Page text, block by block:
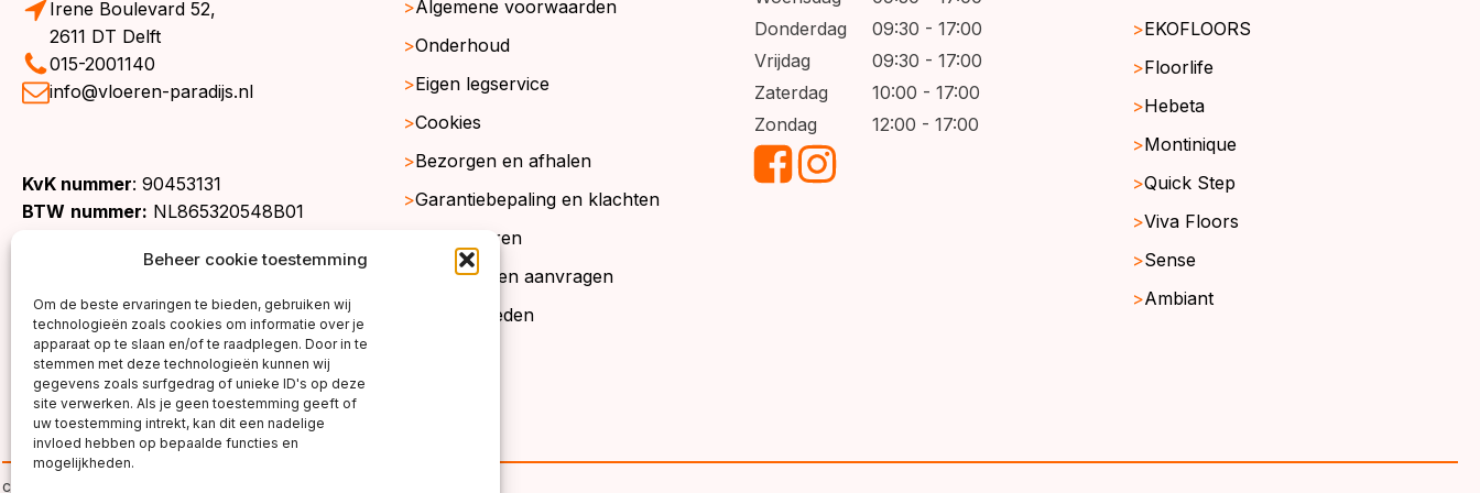
Beheer cookie toestemming
Om de beste ervaringen te bieden, gebruiken wij
technologieën zoals cookies om informatie over je
apparaat op te slaan en/of te raadplegen. Door in te
stemmen met deze technologieën kunnen wij
gegevens zoals surfgedrag of unieke ID's op deze
site verwerken. Als je geen toestemming geeft of
uw toestemming intrekt, kan dit een nadelige
invloed hebben op bepaalde functies en
mogelijkheden.
Irene Boulevard 52,
2611 DT Delft
015-2001140
info@vloeren-paradijs.nl
KvK nummer: 90453131
BTW nummer: NL865320548B01
Algemene voorwaarden
Onderhoud
Eigen legservice
Cookies
Bezorgen en afhalen
Garantiebepaling en klachten
Retourneren
Gratis stalen aanvragen
Werkgebieden
Donderdag
09:30 - 17:00
Vrijdag
09:30 - 17:00
Zaterdag
10:00 - 17:00
Zondag
12:00 - 17:00
EKOFLOORS
Floorlife
Hebeta
Montinique
Quick Step
Viva Floors
Sense
Ambiant
copyright ©2026